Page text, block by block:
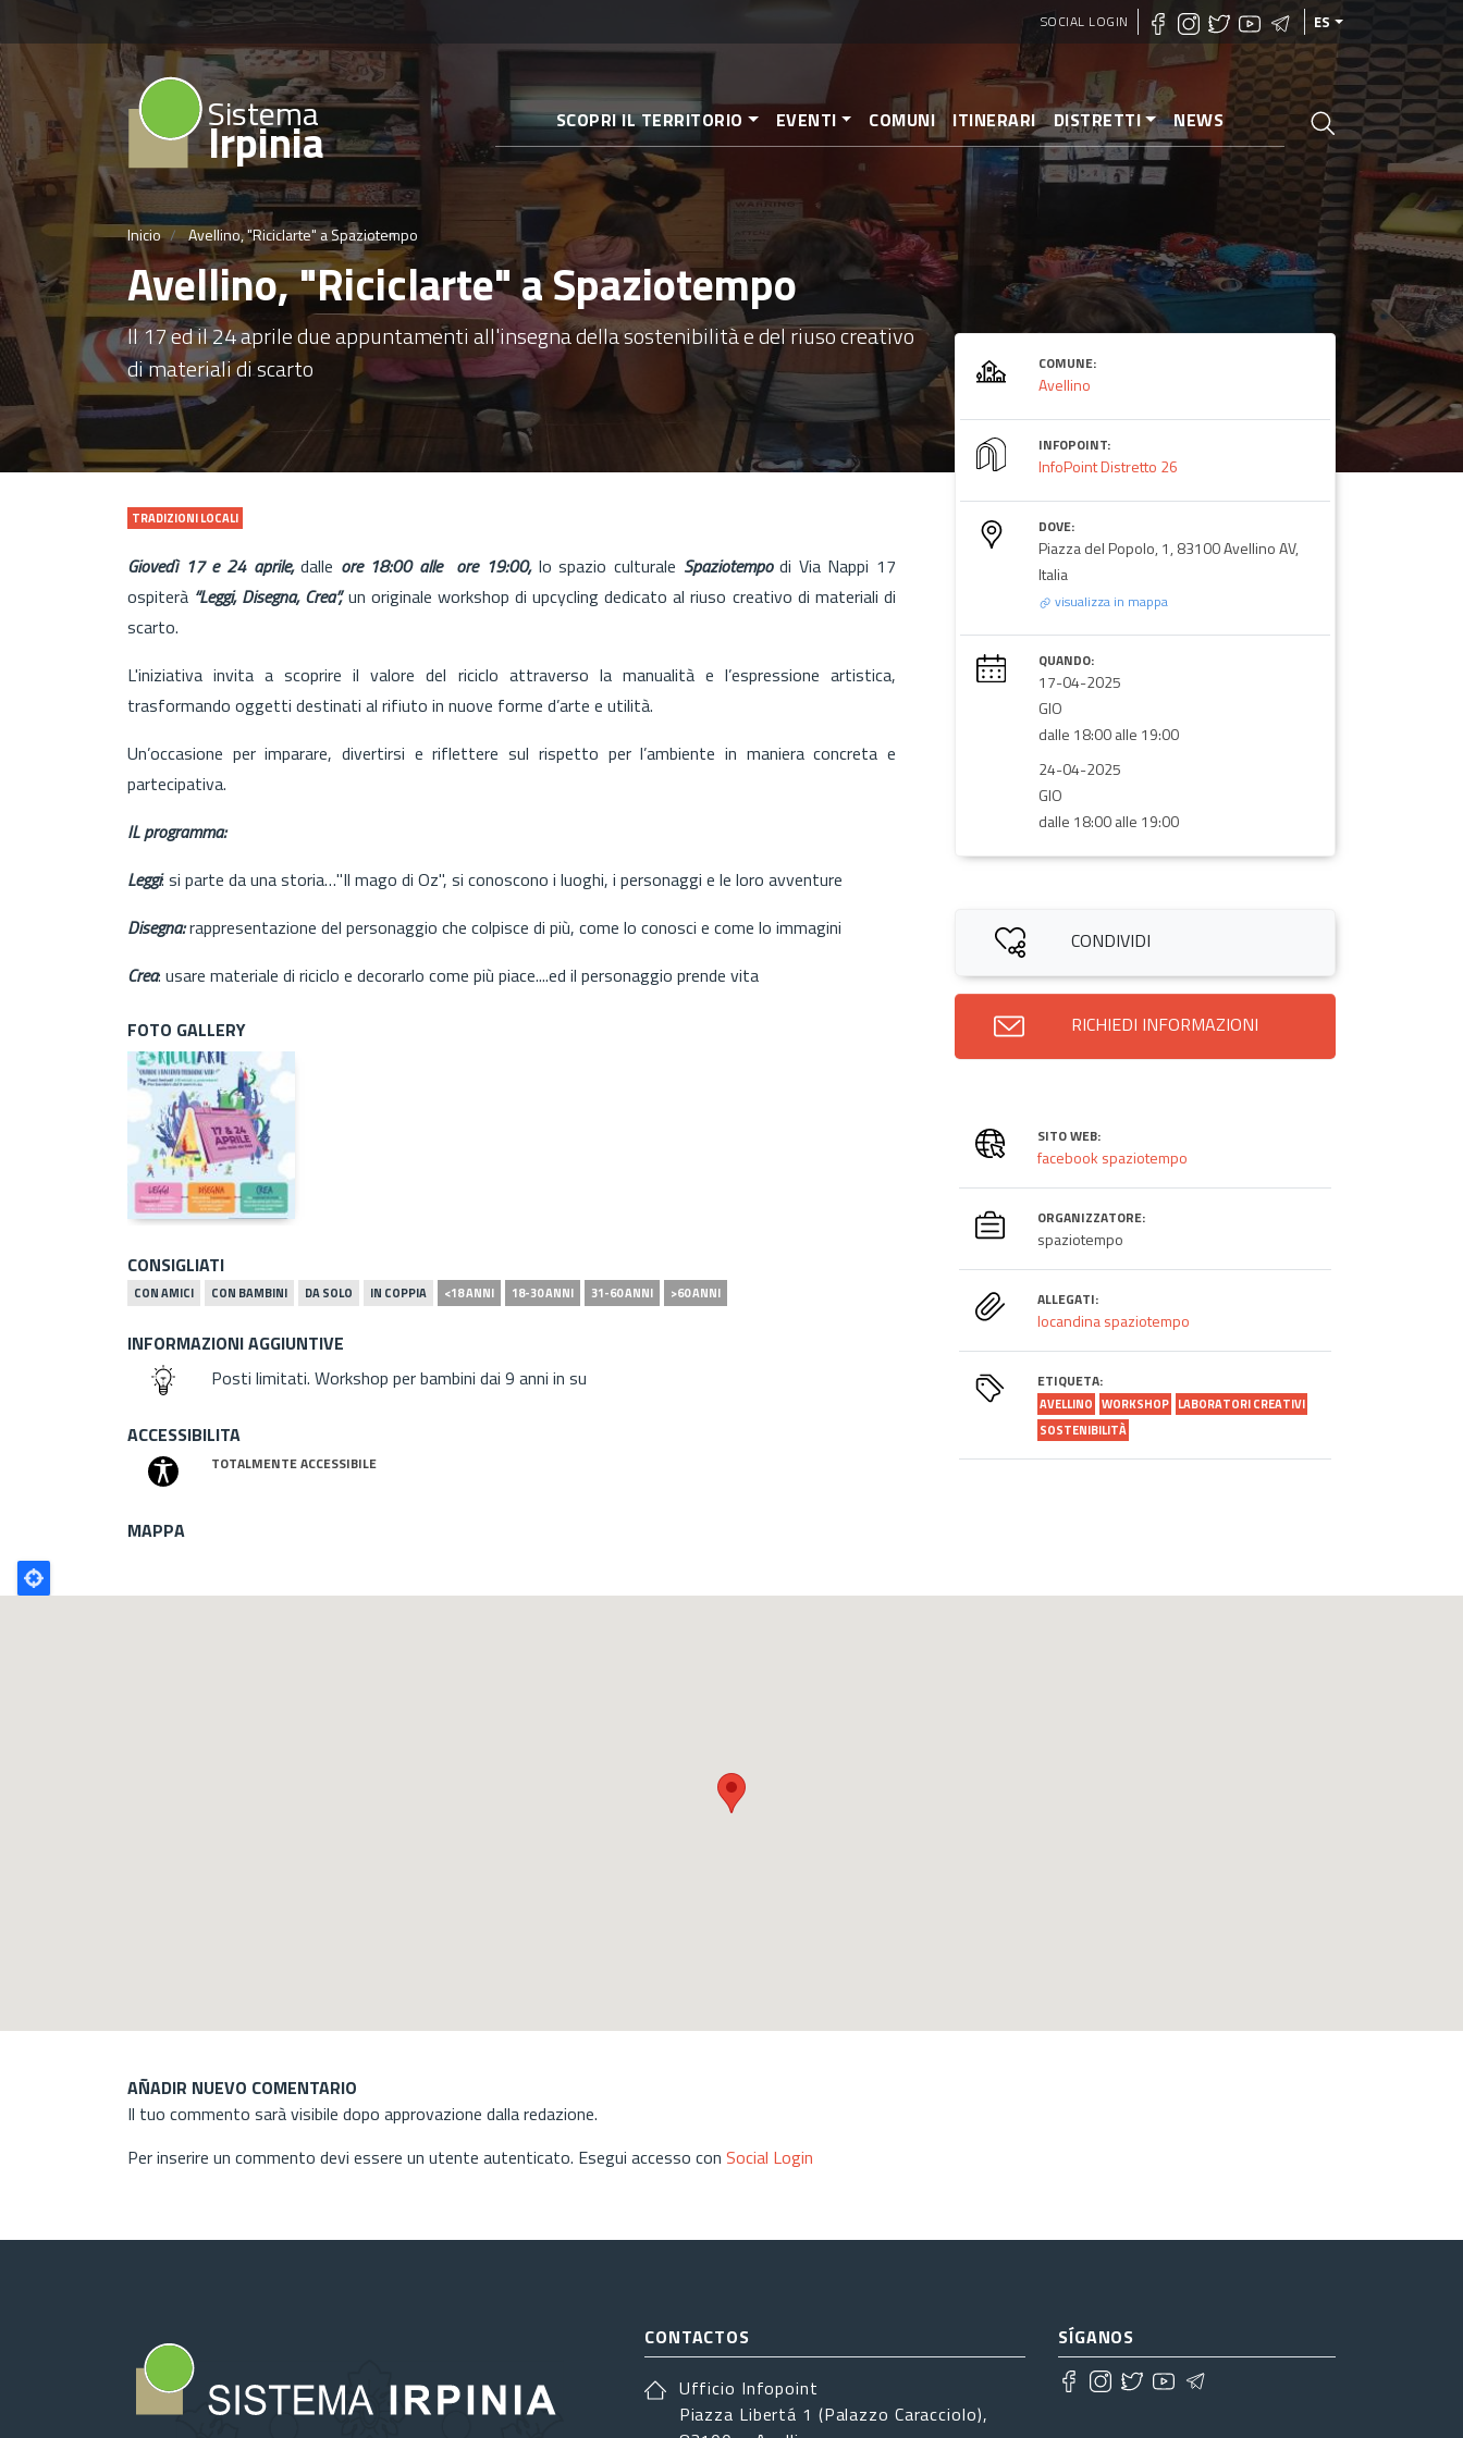
SOCIAL LOGIN ES
Sistema
Irpinia SCOPRI IL TERRITORIO EVENTI COMUNI ITINERARI DISTRETTI NEWS
Inicio Avellino, "Riciclarte" a Spaziotempo
Avellino, "Riciclarte" a Spaziotempo
Il 17 ed il 24 aprile due appuntamenti all'insegna della sostenibilità e del riuso creativo
di materiali di scarto
TRADIZIONI LOCALI
Giovedì 17 e 24 aprile,dalle ore 18:00 alle ore 19:00,lo spazio culturale Spaziotempodi Via Nappi 17
ospiterà “Leggi, Disegna, Crea”,un originale workshop di upcycling dedicato al riuso creativo di materiali di
scarto.
L'iniziativa invita a scoprire il valore del riciclo attraverso la manualità e l’espressione artistica,
trasformando oggetti destinati al rifiuto in nuove forme d’arte e utilità.
Un’occasione per imparare, divertirsi e riflettere sul rispetto per l’ambiente in maniera concreta e
partecipativa.
IL programma:
Leggi: si parte da una storia…"Il mago di Oz", si conoscono i luoghi, i personaggi e le loro avventure
Disegna:rappresentazione del personaggio che colpisce di più, come lo conosci e come lo immagini
Crea: usare materiale di riciclo e decorarlo come più piace....ed il personaggio prende vita
FOTO GALLERY
CONSIGLIATI
CON AMICI CON BAMBINI DA SOLO IN COPPIA <18 ANNI 18-30 ANNI 31-60 ANNI >60 ANNI
INFORMAZIONI AGGIUNTIVE
Posti limitati. Workshop per bambini dai 9 anni in su
ACCESSIBILITA
TOTALMENTE ACCESSIBILE
COMUNE:
Avellino
INFOPOINT:
InfoPoint Distretto 26
DOVE:
Piazza del Popolo, 1, 83100 Avellino AV,
Italia
visualizza in mappa
QUANDO:
17-04-2025
GIO
dalle 18:00 alle 19:00
24-04-2025
GIO
dalle 18:00 alle 19:00
CONDIVIDI
RICHIEDI INFORMAZIONI
SITO WEB:
facebook spaziotempo
ORGANIZZATORE:
spaziotempo
ALLEGATI:
locandina spaziotempo
ETIQUETA:
AVELLINO WORKSHOP LABORATORI CREATIVI
SOSTENIBILITÀ
MAPPA
Poligono
GEO
AÑADIR NUEVO COMENTARIO
Il tuo commento sarà visibile dopo approvazione dalla redazione.
Per inserire un commento devi essere un utente autenticato. Esegui accesso con Social Login
CONTACTOS
Ufficio Infopoint
Piazza Libertá 1 (Palazzo Caracciolo),
SÍGANOS